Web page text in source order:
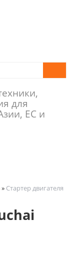
для
ЕС и
» Стартер двигателя